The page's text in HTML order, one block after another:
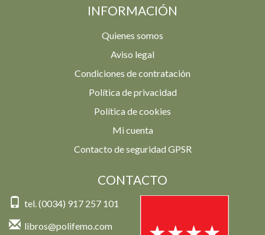
INFORMACIÓN
Quienes somos
Aviso legal
Condiciones de contratación
Política de privacidad
Política de cookies
Mi cuenta
Contacto de seguridad GPSR
CONTACTO
tel. (0034) 917 257 101
libros@polifemo.com